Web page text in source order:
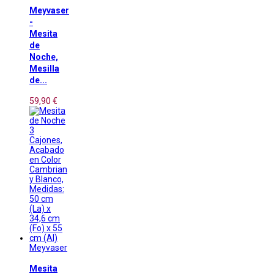
Meyvaser
-
Mesita
de
Noche,
Mesilla
de...
59,90 €
Meyvaser
Mesita